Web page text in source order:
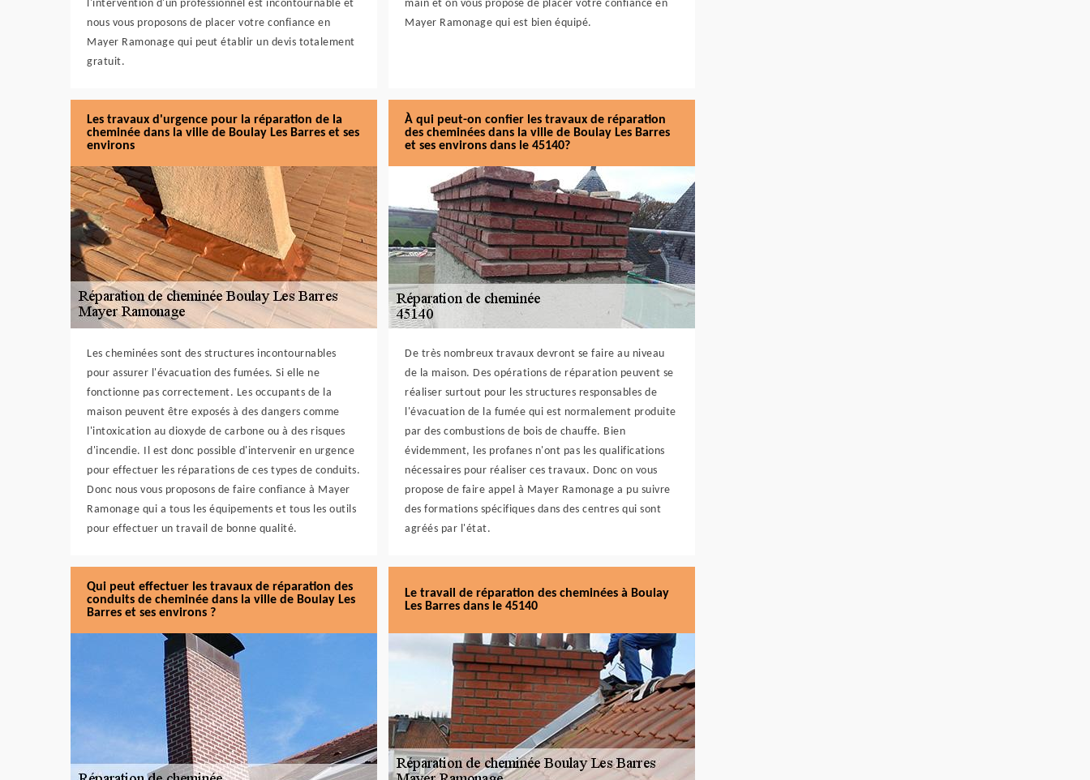
l'intervention d'un professionnel est incontournable et
nous vous proposons de placer votre confiance en
Mayer Ramonage qui peut établir un devis totalement
gratuit.
main et on vous propose de placer votre confiance en
Mayer Ramonage qui est bien équipé.
Les travaux d'urgence pour la réparation de la
cheminée dans la ville de Boulay Les Barres et ses
environs
Les cheminées sont des structures incontournables
pour assurer l'évacuation des fumées. Si elle ne
fonctionne pas correctement. Les occupants de la
maison peuvent être exposés à des dangers comme
l'intoxication au dioxyde de carbone ou à des risques
d'incendie. Il est donc possible d'intervenir en urgence
pour effectuer les réparations de ces types de conduits.
Donc nous vous proposons de faire confiance à Mayer
Ramonage qui a tous les équipements et tous les outils
pour effectuer un travail de bonne qualité.
À qui peut-on confier les travaux de réparation
des cheminées dans la ville de Boulay Les Barres
et ses environs dans le 45140?
De très nombreux travaux devront se faire au niveau
de la maison. Des opérations de réparation peuvent se
réaliser surtout pour les structures responsables de
l'évacuation de la fumée qui est normalement produite
par des combustions de bois de chauffe. Bien
évidemment, les profanes n'ont pas les qualifications
nécessaires pour réaliser ces travaux. Donc on vous
propose de faire appel à Mayer Ramonage a pu suivre
des formations spécifiques dans des centres qui sont
agréés par l'état.
Qui peut effectuer les travaux de réparation des
conduits de cheminée dans la ville de Boulay Les
Barres et ses environs ?
Le travail de réparation des cheminées à Boulay
Les Barres dans le 45140